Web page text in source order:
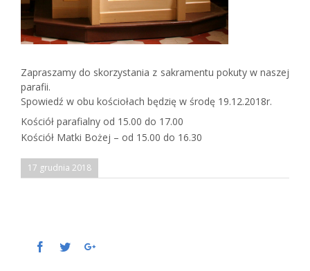
Zapraszamy do skorzystania z sakramentu pokuty w naszej
parafii.
Spowiedź w obu kościołach będzię w środę 19.12.2018r.
Kościół parafialny od 15.00 do 17.00
Kościół Matki Bożej – od 15.00 do 16.30
17 grudnia 2018
Facebook
TwitterGoogle+